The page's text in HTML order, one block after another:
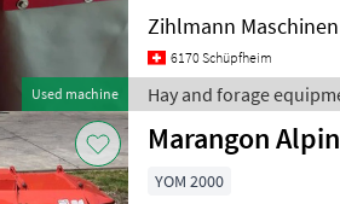
Used machine
Zihlmann Maschinen
6170 Schüpfheim
Hay and forage
Marangon
YOM 2000